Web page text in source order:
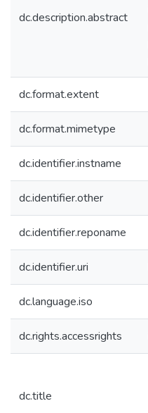
dc.description.abstract
dc.format.extent
dc.format.mimetype
dc.identifier.instname
dc.identifier.other
dc.identifier.reponame
dc.identifier.uri
dc.language.iso
dc.rights.accessrights
dc.title